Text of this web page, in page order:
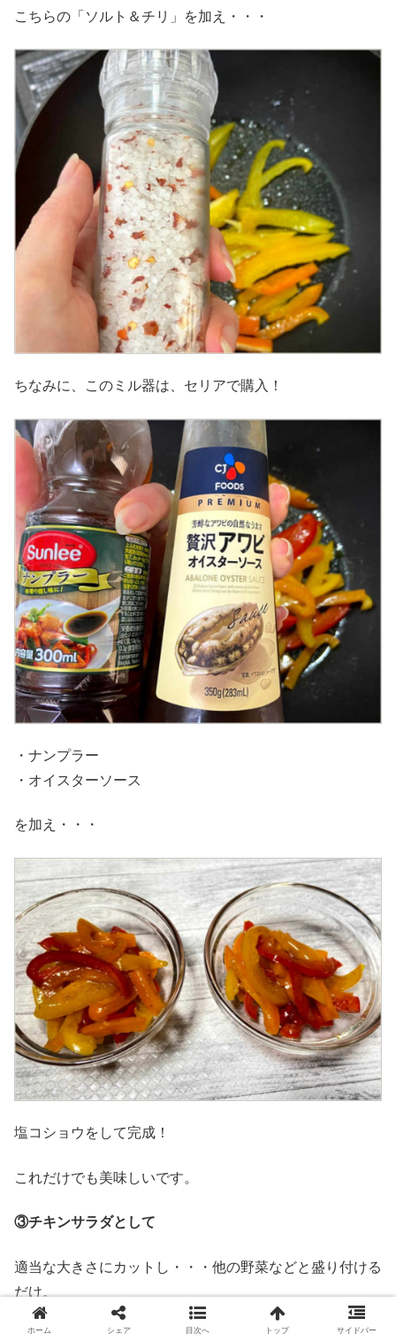
こちらの「ソルト＆チリ」を加え・・・
ちなみに、このミル器は、セリアで購入！
・ナンプラー
・オイスターソース
を加え・・・
塩コショウをして完成！
これだけでも美味しいです。
③チキンサラダとして
適当な大きさにカットし・・・他の野菜などと盛り付ける
だけ。
ホーム シェア 目次へ トップ サイドバー